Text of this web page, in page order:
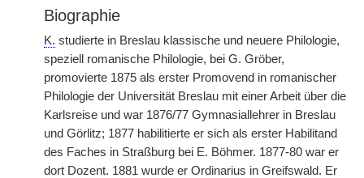
Biographie
K. studierte in Breslau klassische und neuere Philologie,
speziell romanische Philologie, bei G. Gröber,
promovierte 1875 als erster Promovend in romanischer
Philologie der Universität Breslau mit einer Arbeit über die
Karlsreise und war 1876/77 Gymnasiallehrer in Breslau
und Görlitz; 1877 habilitierte er sich als erster Habilitand
des Faches in Straßburg bei E. Böhmer. 1877-80 war er
dort Dozent. 1881 wurde er Ordinarius in Greifswald. Er